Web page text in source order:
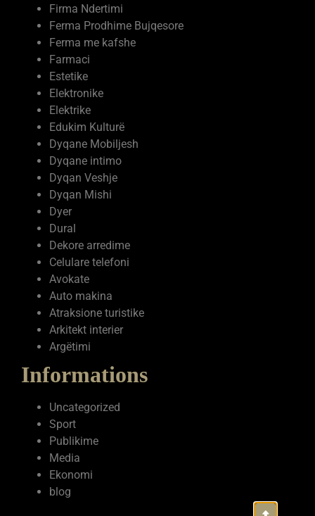
Firma Ndertimi
Ferma Prodhime Bujqesore
Ferma me kafshe
Farmaci
Estetike
Elektronike
Elektrike
Edukim Kulturë
Dyqane Mobiljesh
Dyqane intimo
Dyqan Veshje
Dyqan Mishi
Dyer
Dural
Dekore arredime
Celulare telefoni
Avokate
Auto makina
Atraksione turistike
Arkitekt interier
Argëtimi
Informations
Uncategorized
Sport
Publikime
Media
Ekonomi
blog